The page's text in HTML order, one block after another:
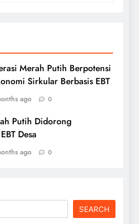
Merah Putih Berpotensi
Sirkular Berbasis EBT
ago 0
Putih Didorong
Desa
ago 0
SEARCH